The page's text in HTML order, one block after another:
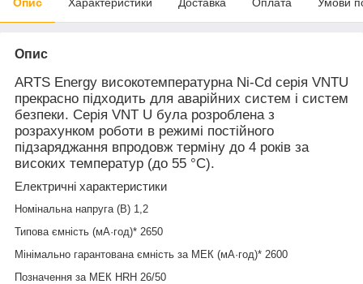
Опис
ARTS Energy високотемпературна Ni-Cd серія VNTU
прекрасно підходить для аварійних систем і систем
безпеки. Серія VNT U була розроблена з
розрахунком роботи в режимі постійного
підзаряджання впродовж терміну до 4 років за
високих температур (до 55 °C).
Електричні характеристики
Номінальна напруга (В) 1,2
Типова ємність (мА·год)* 2650
Мінімально гарантована ємність за МЕК (мA·год)* 2600
Позначення за МЕК HRH 26/50